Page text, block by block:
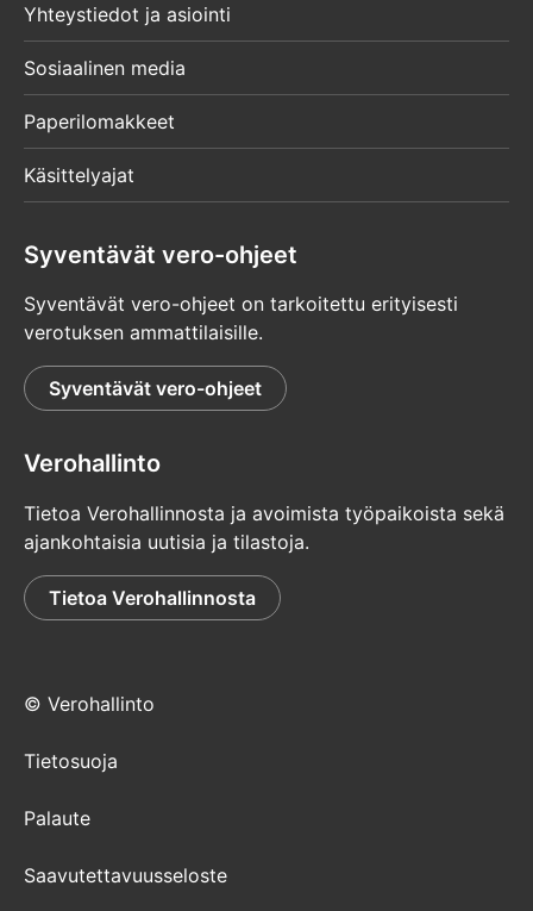
Yhteystiedot ja asiointi
Sosiaalinen media
Paperilomakkeet
Käsittelyajat
Syventävät vero-ohjeet
Syventävät vero-ohjeet on tarkoitettu erityisesti
verotuksen ammattilaisille.
Syventävät vero-ohjeet
Verohallinto
Tietoa Verohallinnosta ja avoimista työpaikoista sekä
ajankohtaisia uutisia ja tilastoja.
Tietoa Verohallinnosta
© Verohallinto
Tietosuoja
Palaute
Saavutettavuusseloste